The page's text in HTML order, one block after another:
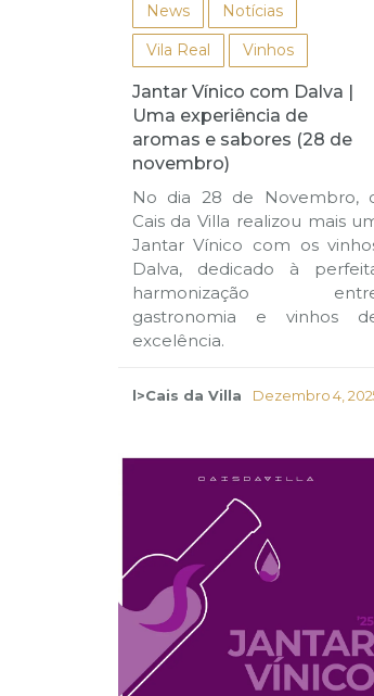
News
Notícias
Vila Real
Vinhos
Jantar Vínico com Dalva |
Uma experiência de
aromas e sabores (28 de
novembro)
No dia 28 de Novembro,
Cais da Villa realizou mais
Jantar Vínico com os
Dalva, dedicado à
harmonização
gastronomia e vinhos
excelência.
l>Cais da Villa Dezembro 4,